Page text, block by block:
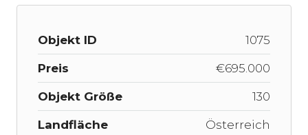
Objekt ID 1075
Preis €695.000
Objekt Größe 130
Landfläche Österreich